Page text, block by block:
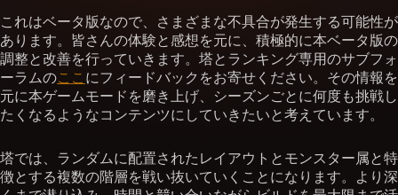
これはベータ版なので、さまざまな不具合が発生する可能性が
あります。皆さんの体験と感想を元に、積極的に本ベータ版の
調整と改善を行っていきます。塔とランキング専用のサブフォ
ーラムのここ にフィードバックをお寄せください。その情報を
元に本ゲームモードを磨き上げ、シーズンごとに何度も挑戦し
たくなるようなコンテンツにしていきたいと考えています。
塔では、ランダムに配置されたレイアウトとモンスター属と特
徴とする複数の階層を戦い抜いていくことになります。より深